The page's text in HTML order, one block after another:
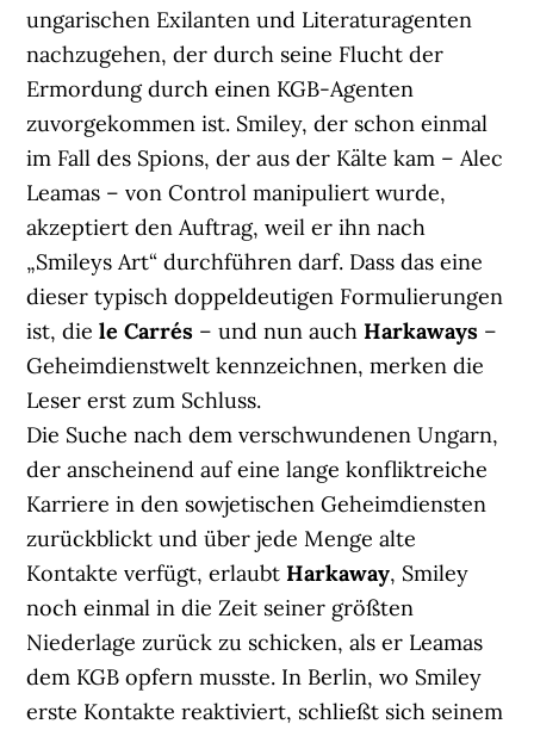
ungarischen Exilanten und Literaturagenten
nachzugehen, der durch seine Flucht der
Ermordung durch einen KGB-Agenten
zuvorgekommen ist. Smiley, der schon einmal
im Fall des Spions, der aus der Kälte kam – Alec
Leamas – von Control manipuliert wurde,
akzeptiert den Auftrag, weil er ihn nach
„Smileys Art“ durchführen darf. Dass das eine
dieser typisch doppeldeutigen Formulierungen
ist, diele Carrés – und nun auchHarkaways –
Geheimdienstwelt kennzeichnen, merken die
Leser erst zum Schluss.
Die Suche nach dem verschwundenen Ungarn,
der anscheinend auf eine lange konfliktreiche
Karriere in den sowjetischen Geheimdiensten
zurückblickt und über jede Menge alte
Kontakte verfügt, erlaubtHarkaway, Smiley
noch einmal in die Zeit seiner größten
Niederlage zurück zu schicken, als er Leamas
dem KGB opfern musste. In Berlin, wo Smiley
erste Kontakte reaktiviert, schließt sich seinem